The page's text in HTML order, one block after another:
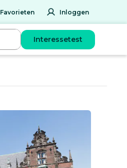
Favorieten Inloggen
Interessetest